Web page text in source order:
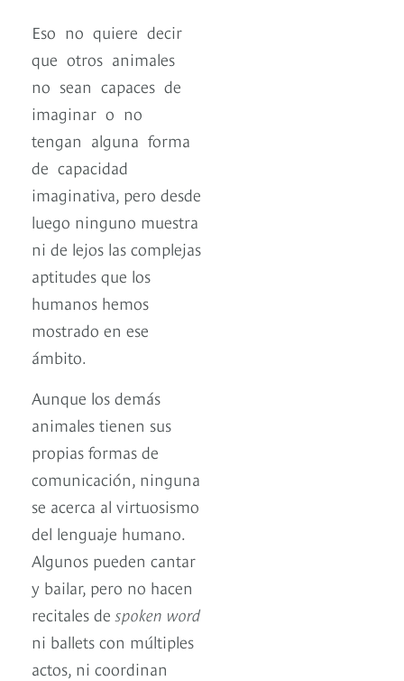
Eso no quiere decir
que otros animales
no sean capaces de
imaginar o no
tengan alguna forma
de capacidad
imaginativa, pero desde
luego ninguno muestra
ni de lejos las complejas
aptitudes que los
humanos hemos
mostrado en ese
ámbito.
Aunque los demás
animales tienen sus
propias formas de
comunicación, ninguna
se acerca al virtuosismo
del lenguaje humano.
Algunos pueden cantar
y bailar, pero no hacen
recitales de spoken word
ni ballets con múltiples
actos, ni coordinan